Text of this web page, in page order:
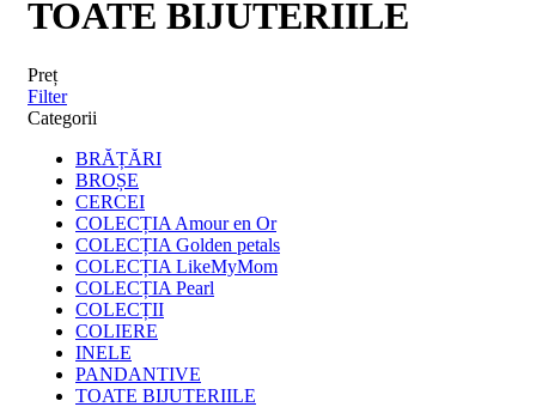
TOATE BIJUTERIILE
Preț
Filter
Categorii
BRĂȚĂRI
BROȘE
CERCEI
COLECȚIA Amour en Or
COLECȚIA Golden petals
COLECȚIA LikeMyMom
COLECȚIA Pearl
COLECȚII
COLIERE
INELE
PANDANTIVE
TOATE BIJUTERIILE